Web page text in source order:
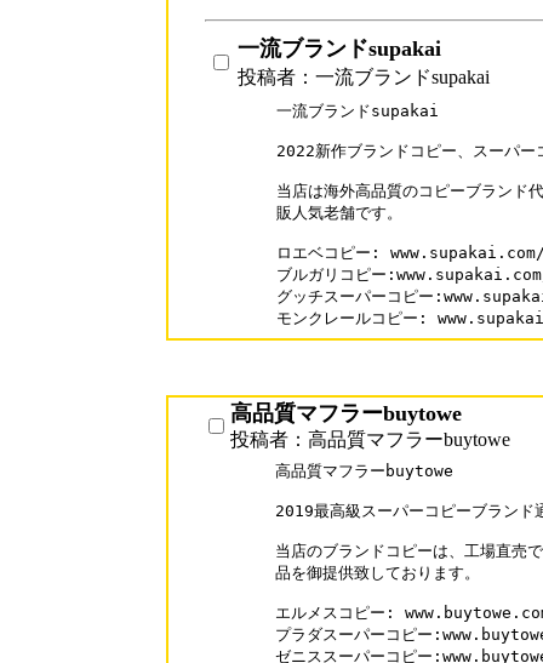
一流ブランドsupakai
投稿者：一流ブランドsupakai
一流ブランドsupakai
2022新作ブランドコピー、スーパー
当店は海外高品質のコピーブランド
販人気老舗です。
ロエベコピー:
ブルガリコピー
グッチスーパーコピー
モンクレールコピー:
高品質マフラーbuytowe
投稿者：高品質マフラーbuytowe
高品質マフラーbuytowe
2019最高級スーパーコピーブランド
当店のブランドコピーは、工場直売
品を御提供致しております。
エルメスコピー:
プラダスーパーコピー
ゼニススーパーコピー